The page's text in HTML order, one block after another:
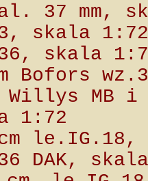
37 mm,
skala 1:72
skala
Bofors
Willys MB i
1:72
le.IG.18,
DAK,